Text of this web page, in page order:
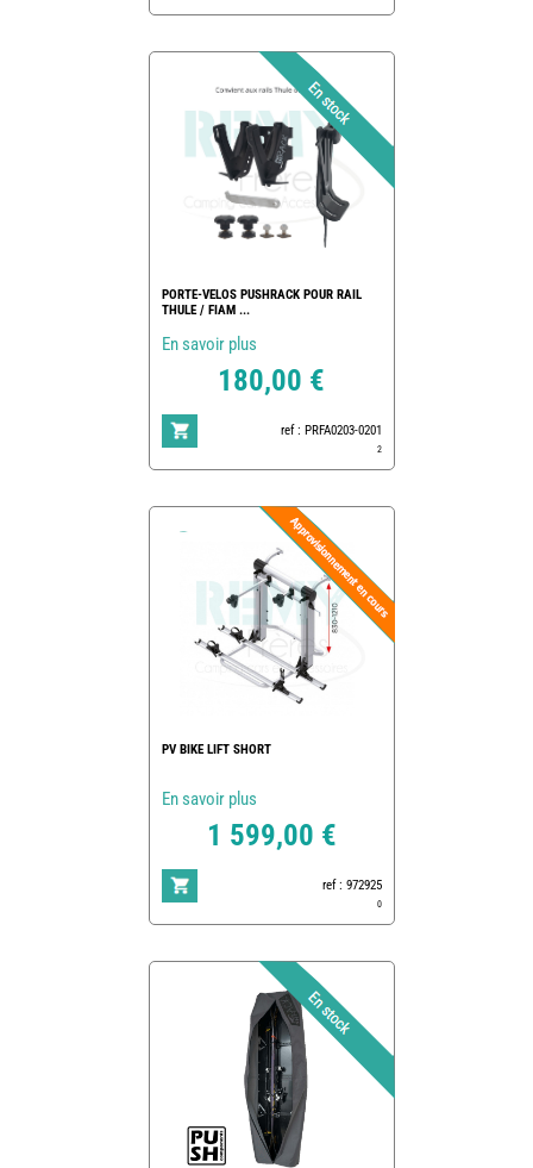
PORTE-VELOS PUSHRACK POUR RAIL
THULE / FIAM ...
En savoir plus
180,00 €
ref : PRFA0203-0201
2
PV BIKE LIFT SHORT
En savoir plus
1 599,00 €
ref : 972925
0